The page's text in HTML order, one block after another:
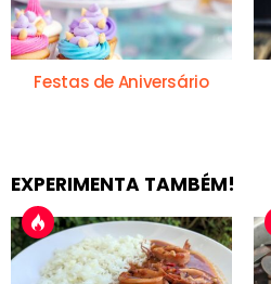
Festas de Aniversário
EXPERIMENTA TAMBÉM!